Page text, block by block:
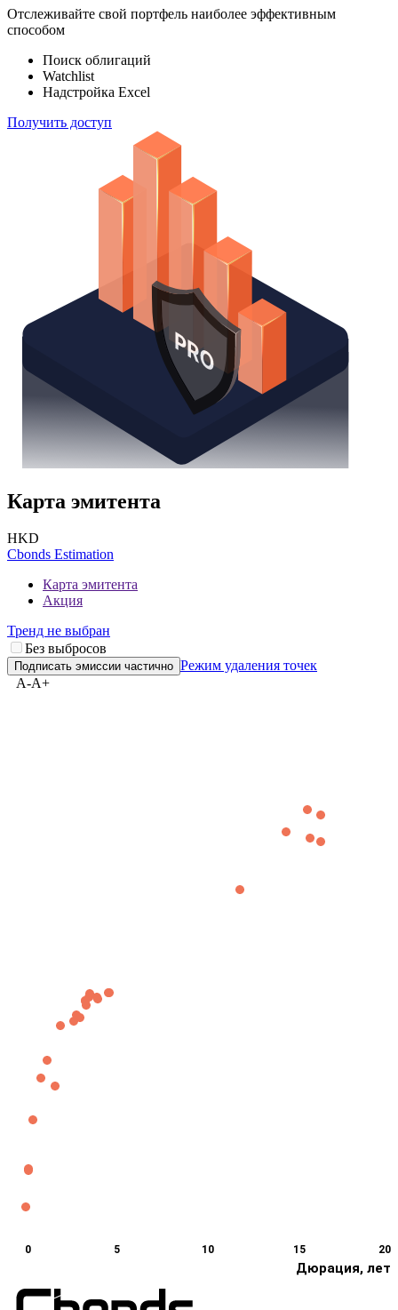
Отслеживайте свой портфель наиболее эффективным
способом
Поиск облигаций
Watchlist
Надстройка Excel
Получить доступ
Карта эмитента
HKD
Cbonds Estimation
Карта эмитента
Акция
Тренд не выбран
Без выбросов
Режим удаления точек